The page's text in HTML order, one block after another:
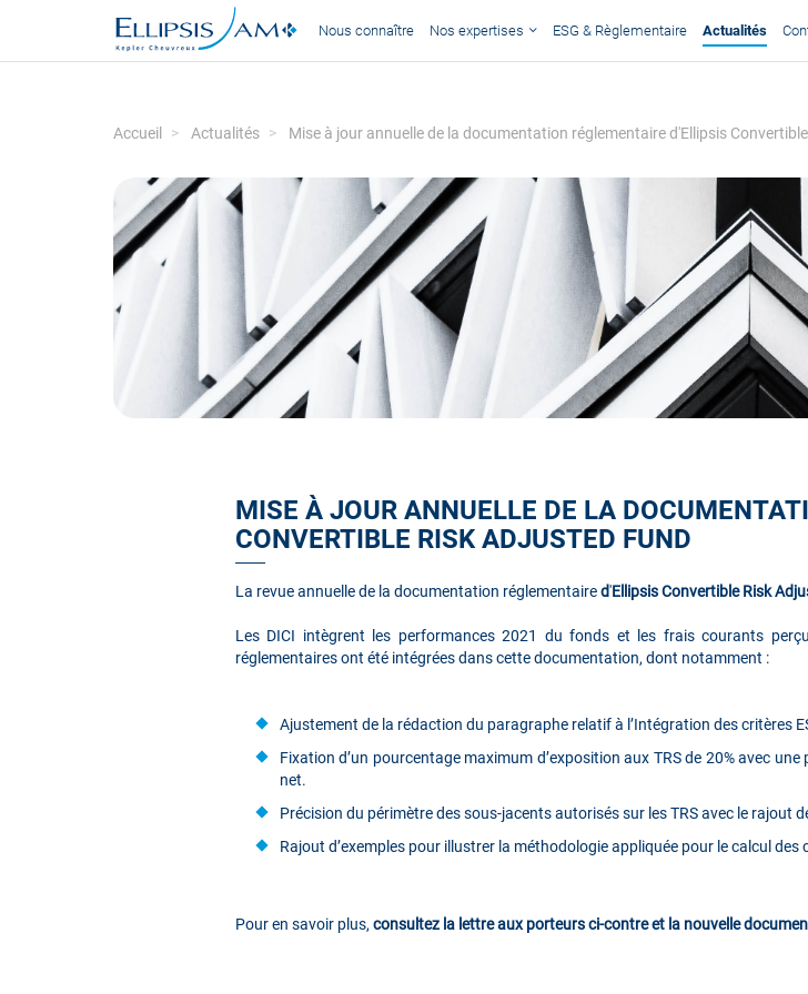
Nous connaître Nos expertises ESG & Règlementaire Actualités
Accueil Actualités Mise à jour annuelle de la documentation réglementaire d'Ellipsis
MISE À JOUR ANNUELLE DE LA
CONVERTIBLE RISK ADJUSTED FUND
La revue annuelle de la documentation réglementaired'Ellipsis Convertible Risk
Les DICI intègrent les performances 2021 du fonds et les frais courants
réglementaires ont été intégrées dans cette documentation, dont notamment :
Ajustement de la rédaction du paragraphe relatif à l’Intégration des critères
Fixation d’un pourcentage maximum d’exposition aux TRS de 20% avec
net.
Précision du périmètre des sous-jacents autorisés sur les TRS avec le rajout
Rajout d’exemples pour illustrer la méthodologie appliquée pour le calcul
Pour en savoir plus, consultez la lettre aux porteurs ci-contre et la nouvelle